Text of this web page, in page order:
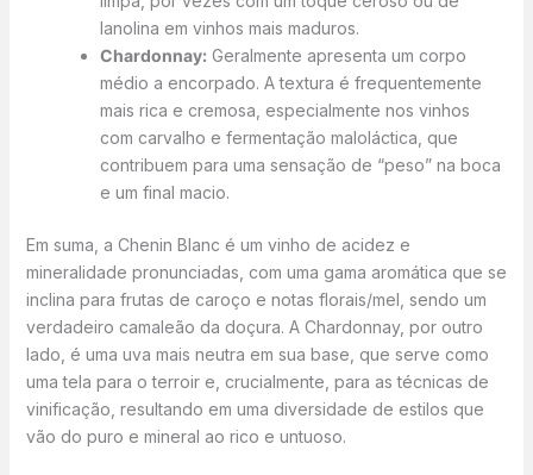
lanolina em vinhos mais maduros.
Chardonnay:Geralmente apresenta um corpo
médio a encorpado. A textura é frequentemente
mais rica e cremosa, especialmente nos vinhos
com carvalho e fermentação maloláctica, que
contribuem para uma sensação de “peso” na boca
e um final macio.
Em suma, a Chenin Blanc é um vinho de acidez e
mineralidade pronunciadas, com uma gama aromática que se
inclina para frutas de caroço e notas florais/mel, sendo um
verdadeiro camaleão da doçura. A Chardonnay, por outro
lado, é uma uva mais neutra em sua base, que serve como
uma tela para o terroir e, crucialmente, para as técnicas de
vinificação, resultando em uma diversidade de estilos que
vão do puro e mineral ao rico e untuoso.